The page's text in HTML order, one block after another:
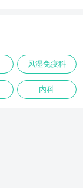
风湿免疫科
内科